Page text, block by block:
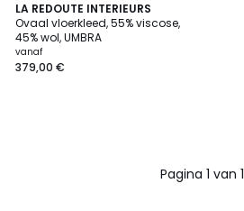
LA REDOUTE INTERIEURS
Ovaal vloerkleed, 55% viscose,
45% wol, UMBRA
vanaf
379,00 €
Pagina 1 van 1